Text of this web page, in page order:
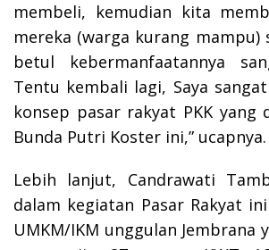
membeli, kemudian kita
mereka (warga kurang mampu)
betul kebermanfaatannya
Tentu kembali lagi, Saya
konsep pasar rakyat PKK yang
Bunda Putri Koster ini,” ucapnya.
Lebih lanjut, Candrawati
dalam kegiatan Pasar Rakyat
UMKM/IKM unggulan Jembrana